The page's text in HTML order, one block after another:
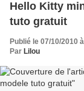
Hello Kitty
tuto gratuit
Publié le 07/10/2010
Par Lilou